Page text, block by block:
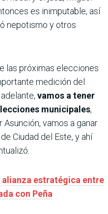
es inimputable, así
nepotismo y otros
las próximas elecciones
medición del
vamos a tener
municipales,
Asunción, vamos a ganar
Ciudad del Este, y ahí
alianza estratégica entre
con Peña